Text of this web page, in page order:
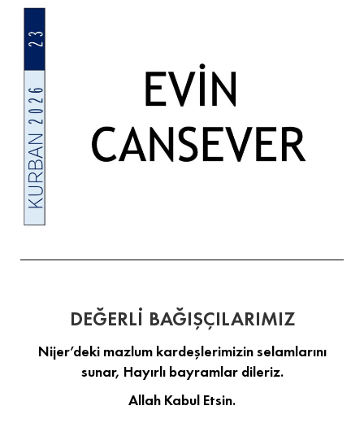
DEĞERLİ BAĞIŞÇILARIMIZ
Nijer’deki mazlum kardeşlerimizin selamlarını
sunar, Hayırlı bayramlar dileriz.
Allah Kabul Etsin.